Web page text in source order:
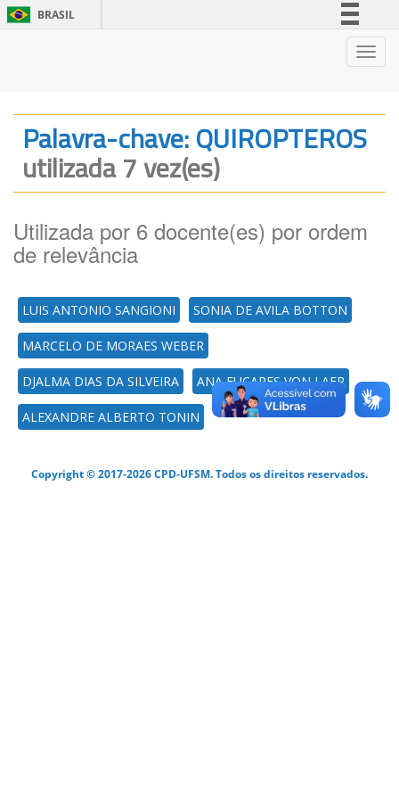
BRASIL
Legislação
Palavra-chave: QUIROPTEROS
utilizada 7 vez(es)
Utilizada por 6 docente(es) por ordem
de relevância
LUIS ANTONIO SANGIONI SONIA DE AVILA BOTTON
MARCELO DE MORAES WEBER
DJALMA DIAS DA SILVEIRA ANA EUCARES VON LAER
ALEXANDRE ALBERTO TONIN
Copyright © 2017-2026 CPD-UFSM. Todos os direitos reservados.